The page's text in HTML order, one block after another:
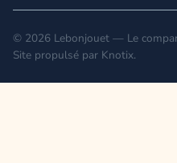
© 2026 Lebonjouet — Le
Site propulsé par Knotix.